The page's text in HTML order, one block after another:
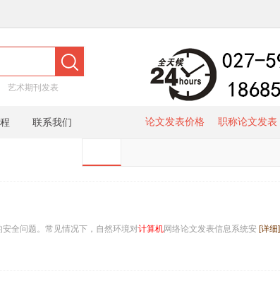
艺术期刊发表
联系我们 论文发表价格 职称论文发表
全问题。常见情况下，自然环境对计算机网络论文发表信息系统安 [详细]